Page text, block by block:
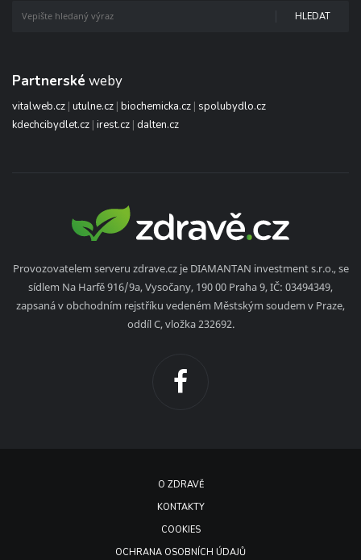
HLEDAT
Partnerské weby
vitalweb.cz | utulne.cz | biochemicka.cz | spolubydlo.cz
kdechcibydlet.cz | irest.cz | dalten.cz
Provozovatelem serveru zdrave.cz je DIAMANTAN investment s.r.o., se
sídlem Na Harfě 916/9a, Vysočany, 190 00 Praha 9, IČ: 03494349,
zapsaná v obchodním rejstříku vedeném Městským soudem v Praze,
oddíl C, vložka 232692.
O ZDRAVĚ
KONTAKTY
COOKIES
OCHRANA OSOBNÍCH ÚDAJŮ